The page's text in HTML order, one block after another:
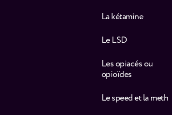
La kétamine
Le LSD
Les opiacés ou
opioïdes
Le speed et la meth